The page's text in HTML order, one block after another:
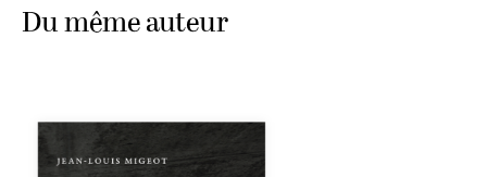
Du même auteur